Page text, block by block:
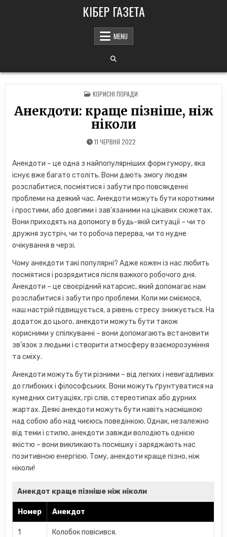
КІБЕР ГАЗЕТА
MENU
POSTED
IN
КОРИСНІ ПОРАДИ
Анекдоти: краще пізніше, ніж
ніколи
11 ЧЕРВНЯ 2022
Анекдоти – це одна з найпопулярніших форм гумору, яка
існує вже багато століть. Вони дають змогу людям
розслабитися, посміятися і забути про повсякденні
проблеми на деякий час. Анекдоти можуть бути короткими
і простими, або довгими і зав’язаними на цікавих сюжетах.
Вони приходять на допомогу в будь-якій ситуації – чи то
дружня зустріч, чи то робоча перерва, чи то нудне
очікування в черзі.
Чому анекдоти такі популярні? Адже кожен із нас любить
посміятися і розрядитися після важкого робочого дня.
Анекдоти – це своєрідний катарсис, який допомагає нам
розслабитися і забути про проблеми. Коли ми сміємося,
наш настрій підвищується, а рівень стресу знижується. На
додаток до цього, анекдоти можуть бути також
корисними у спілкуванні – вони допомагають встановити
зв’язок з людьми і створити атмосферу взаєморозуміння
та сміху.
Анекдоти можуть бути різними – від легких і невигадливих
до глибоких і філософських. Вони можуть ґрунтуватися на
кумедних ситуаціях, грі слів, стереотипах або дурних
жартах. Деякі анекдоти можуть бути навіть насмішкою
над собою або над чиєюсь поведінкою. Однак, незалежно
від теми і стилю, анекдоти завжди володіють однією
якістю – вони викликають посмішку і заряджають нас
позитивною енергією. Тому, анекдоти краще пізно, ніж
ніколи!
Анекдот краще пізніше ніж ніколи
Номер Анекдот
1 Колобок повісився.